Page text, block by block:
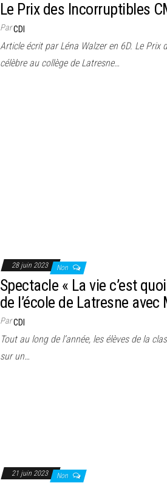
Le Prix des Incorruptibles
ParCDI
Article écrit par Léna Walzer en 6D. Le
célèbre au collège de Latresne…
28 juin 2023 Non
Spectacle « La vie c’est
de l’école de Latresne avec
ParCDI
Tout au long de l’année, les élèves de la
sur un…
21 juin 2023 Non